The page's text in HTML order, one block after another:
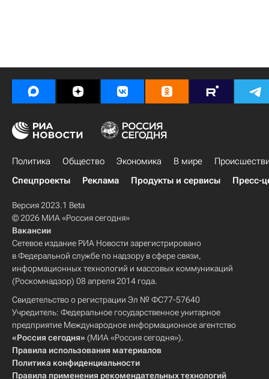
Политика Общество Экономика В мире
Спецпроекты
Реклама Продукты и сервисы Пресс-
Версия 2023.1 Beta
© 2026 МИА «Россия сегодня»
Вакансии
Сетевое издание РИА Новости зарегистрировано
в Федеральной службе по надзору в сфере связи,
информационных технологий и массовых коммуникаций
(Роскомнадзор) 08 апреля 2014 года.
Свидетельство о регистрации Эл № ФС77-57640
Учредитель: Федеральное государственное унитарное
предприятие Международное информационное агентство
«Россия сегодня» (МИА «Россия сегодня»).
Правила использования материалов
Политика конфиденциальности
Правила применения рекомендательных технологий